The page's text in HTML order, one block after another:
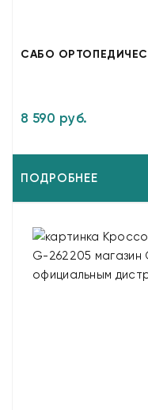
САБО
8 590 руб.
ПОДРОБНЕЕ